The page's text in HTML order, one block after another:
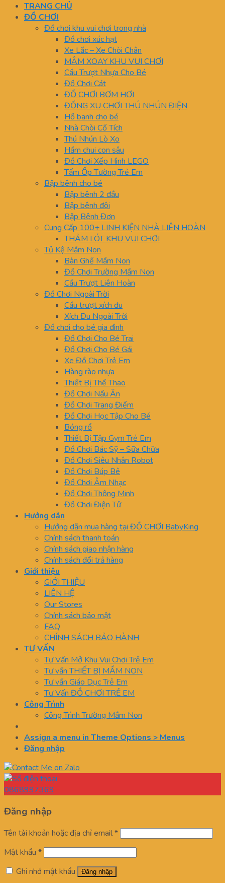
TRANG CHỦ
ĐỒ CHƠI
Đồ chơi khu vui chơi trong nhà
Đồ chơi xúc hạt
Xe Lắc – Xe Chòi Chân
MÂM XOAY KHU VUI CHƠI
Cầu Trượt Nhựa Cho Bé
Đồ Chơi Cát
ĐỒ CHƠI BƠM HƠI
ĐỒNG XU CHƠI THÚ NHÚN ĐIỆN
Hồ banh cho bé
Nhà Chòi Cổ Tích
Thú Nhún Lò Xo
Hầm chui con sâu
Đồ Chơi Xếp Hình LEGO
Tấm Ốp Tường Trẻ Em
Bập bênh cho bé
Bập bênh 2 đầu
Bập bênh đôi
Bập Bênh Đơn
Cung Cấp 100+ LINH KIỆN NHÀ LIÊN HOÀN
THẢM LÓT KHU VUI CHƠI
Tủ Kệ Mầm Non
Bàn Ghế Mầm Non
Đồ Chơi Trường Mầm Non
Cầu Trượt Liên Hoàn
Đồ Chơi Ngoài Trời
Cầu trượt xích đu
Xích Đu Ngoài Trời
Đồ chơi cho bé gia đình
Đồ Chơi Cho Bé Trai
Đồ Chơi Cho Bé Gái
Xe Đồ Chơi Trẻ Em
Hàng rào nhựa
Thiết Bị Thể Thao
Đồ Chơi Nấu Ăn
Đồ Chơi Trang Điểm
Đồ Chơi Học Tập Cho Bé
Bóng rổ
Thiết Bị Tập Gym Trẻ Em
Đồ Chơi Bác Sỹ – Sữa Chữa
Đồ Chơi Siêu Nhân Robot
Đồ Chơi Búp Bê
Đồ Chơi Âm Nhạc
Đồ Chơi Thông Minh
Đồ Chơi Điện Tử
Hướng dẫn
Hướng dẫn mua hàng tại ĐỒ CHƠI BabyKing
Chính sách thanh toán
Chính sách giao nhận hàng
Chính sách đổi trả hàng
Giới thiệu
GIỚI THIỆU
LIÊN HỆ
Our Stores
Chính sách bảo mật
FAQ
CHÍNH SÁCH BẢO HÀNH
TƯ VẤN
Tư Vấn Mở Khu Vui Chơi Trẻ Em
Tư vấn THIẾT BỊ MẦM NON
Tư vấn Giáo Dục Trẻ Em
Tư Vấn ĐỒ CHƠI TRẺ EM
Công Trình
Công Trình Trường Mầm Non
Assign a menu in Theme Options > Menus
Đăng nhập
0868997369
Đăng nhập
Tên tài khoản hoặc địa chỉ email*
Mật khẩu *
Ghi nhớ mật khẩu
Đăng nhập